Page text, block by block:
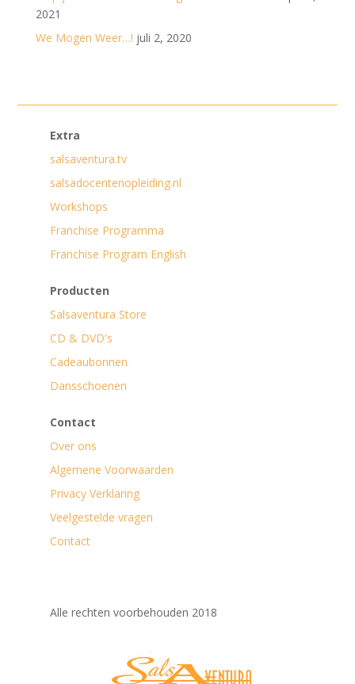
2021
We Mogen Weer…! juli 2, 2020
Extra
salsaventura.tv
salsadocentenopleiding.nl
Workshops
Franchise Programma
Franchise Program English
Producten
Salsaventura Store
CD & DVD's
Cadeaubonnen
Dansschoenen
Contact
Over ons
Algemene Voorwaarden
Privacy Verklaring
Veelgestelde vragen
Contact
Alle rechten voorbehouden 2018